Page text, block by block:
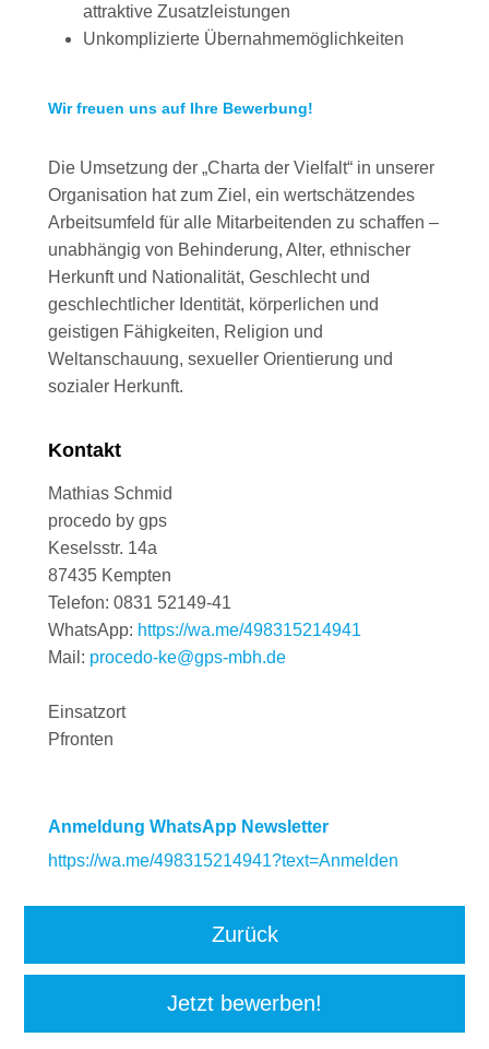
attraktive Zusatzleistungen
Unkomplizierte Übernahmemöglichkeiten
Wir freuen uns auf Ihre Bewerbung!
Die Umsetzung der „Charta der Vielfalt“ in unserer
Organisation hat zum Ziel, ein wertschätzendes
Arbeitsumfeld für alle Mitarbeitenden zu schaffen –
unabhängig von Behinderung, Alter, ethnischer
Herkunft und Nationalität, Geschlecht und
geschlechtlicher Identität, körperlichen und
geistigen Fähigkeiten, Religion und
Weltanschauung, sexueller Orientierung und
sozialer Herkunft.
Kontakt
Mathias Schmid
procedo by gps
Keselsstr. 14a
87435 Kempten
Telefon: 0831 52149-41
WhatsApp: https://wa.me/498315214941
Mail: procedo-ke@gps-mbh.de
Einsatzort
Pfronten
Anmeldung WhatsApp Newsletter
https://wa.me/498315214941?text=Anmelden
Zurück
Jetzt bewerben!